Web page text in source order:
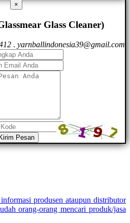
×
Glass Cleaner)
. yarnballindonesia39@gmail.com
Kirim Pesan
produsen ataupun distributor
orang-orang mencari produk/jasa